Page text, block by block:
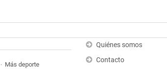
Más deporte
Quiénes somos
Contacto